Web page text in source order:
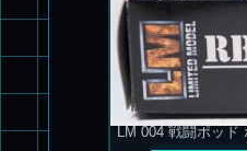
LM 004 戦闘ポッ